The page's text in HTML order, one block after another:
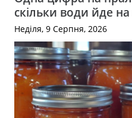
скільки води йде
Неділя, 9 Серпня, 2026